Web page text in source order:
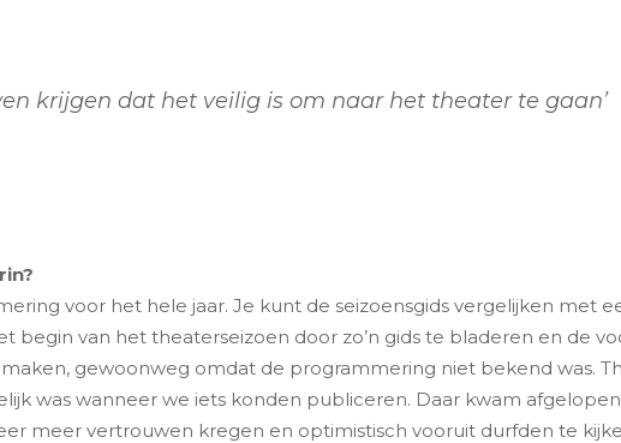
krijgen dat het veilig is om naar het theater te gaan’
voor het hele jaar. Je kunt de seizoensgids vergelijken met
begin van het theaterseizoen door zo’n gids te bladeren en de
gewoonweg omdat de programmering niet bekend was.
was wanneer we iets konden publiceren. Daar kwam
meer vertrouwen kregen en optimistisch vooruit durfden te